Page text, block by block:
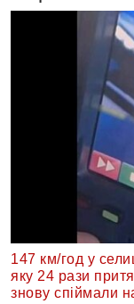
147 км/год у
яку 24 рази
знову спіймали